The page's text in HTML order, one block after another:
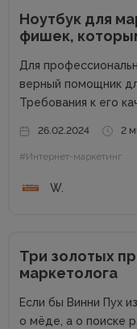
Ноутбук для
фишек,
Для
верный помощник
Требования к его
успехам.
обсуждается. Без
26.02.2024 2
#Интернет-маркетинг
W.
Три золотых
маркетолога
Если бы Винни Пух
о мёде, а о поиске